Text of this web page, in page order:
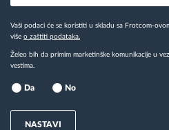
Vaši podaci će se koristiti u skladu sa Frotcom-
više o zaštiti podataka.
Želeo bih da primim marketinške komunikacije u
vestima.
Da No
NASTAVI